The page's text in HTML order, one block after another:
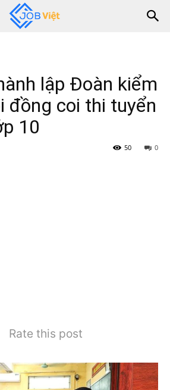
lập Đoàn kiểm
đồng coi thi tuyển
10
0
50
Rate this post